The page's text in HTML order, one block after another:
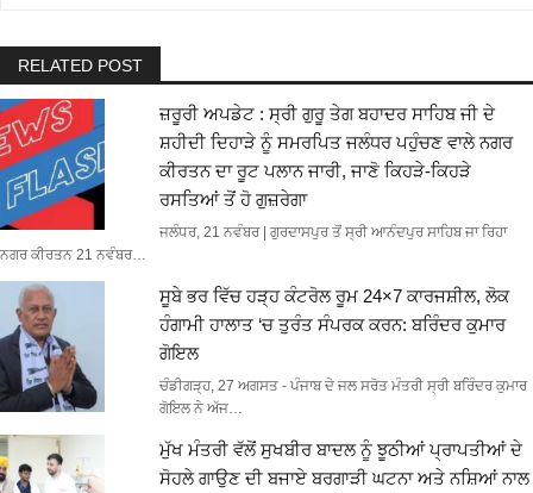
RELATED POST
ਜ਼ਰੂਰੀ ਅਪਡੇਟ : ਸ੍ਰੀ ਗੁਰੂ ਤੇਗ ਬਹਾਦਰ ਸਾਹਿਬ ਜੀ ਦੇ
ਸ਼ਹੀਦੀ ਦਿਹਾੜੇ ਨੂੰ ਸਮਰਪਿਤ ਜਲੰਧਰ ਪਹੁੰਚਣ ਵਾਲੇ ਨਗਰ
ਕੀਰਤਨ ਦਾ ਰੂਟ ਪਲਾਨ ਜਾਰੀ, ਜਾਣੋ ਕਿਹੜੇ-ਕਿਹੜੇ
ਰਸਤਿਆਂ ਤੋਂ ਹੋ ਗੁਜ਼ਰੇਗਾ
ਜਲੰਧਰ, 21 ਨਵੰਬਰ | ਗੁਰਦਾਸਪੁਰ ਤੋਂ ਸ੍ਰੀ ਆਨੰਦਪੁਰ ਸਾਹਿਬ ਜਾ ਰਿਹਾ
ਨਗਰ ਕੀਰਤਨ 21 ਨਵੰਬਰ…
ਸੂਬੇ ਭਰ ਵਿੱਚ ਹੜ੍ਹ ਕੰਟਰੋਲ ਰੂਮ 24×7 ਕਾਰਜਸ਼ੀਲ, ਲੋਕ
ਹੰਗਾਮੀ ਹਾਲਾਤ ‘ਚ ਤੁਰੰਤ ਸੰਪਰਕ ਕਰਨ: ਬਰਿੰਦਰ ਕੁਮਾਰ
ਗੋਇਲ
ਚੰਡੀਗੜ੍ਹ, 27 ਅਗਸਤ - ਪੰਜਾਬ ਦੇ ਜਲ ਸਰੋਤ ਮੰਤਰੀ ਸ੍ਰੀ ਬਰਿੰਦਰ ਕੁਮਾਰ
ਗੋਇਲ ਨੇ ਅੱਜ…
ਮੁੱਖ ਮੰਤਰੀ ਵੱਲੋਂ ਸੁਖਬੀਰ ਬਾਦਲ ਨੂੰ ਝੂਠੀਆਂ ਪ੍ਰਾਪਤੀਆਂ ਦੇ
ਸੋਹਲੇ ਗਾਉਣ ਦੀ ਬਜਾਏ ਬਰਗਾੜੀ ਘਟਨਾ ਅਤੇ ਨਸ਼ਿਆਂ ਨਾਲ